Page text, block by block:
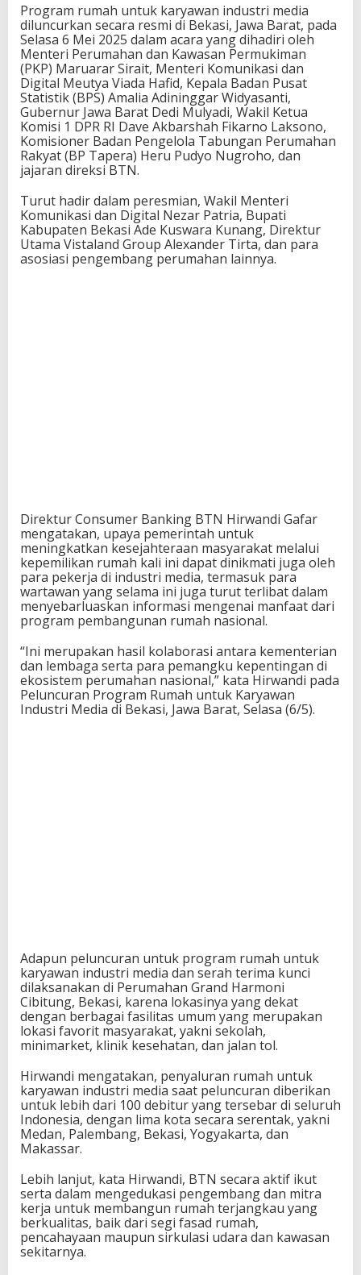
Program rumah untuk karyawan industri media
diluncurkan secara resmi di Bekasi, Jawa Barat, pada
Selasa 6 Mei 2025 dalam acara yang dihadiri oleh
Menteri Perumahan dan Kawasan Permukiman
(PKP) Maruarar Sirait, Menteri Komunikasi dan
Digital Meutya Viada Hafid, Kepala Badan Pusat
Statistik (BPS) Amalia Adininggar Widyasanti,
Gubernur Jawa Barat Dedi Mulyadi, Wakil Ketua
Komisi 1 DPR RI Dave Akbarshah Fikarno Laksono,
Komisioner Badan Pengelola Tabungan Perumahan
Rakyat (BP Tapera) Heru Pudyo Nugroho, dan
jajaran direksi BTN.
Turut hadir dalam peresmian, Wakil Menteri
Komunikasi dan Digital Nezar Patria, Bupati
Kabupaten Bekasi Ade Kuswara Kunang, Direktur
Utama Vistaland Group Alexander Tirta, dan para
asosiasi pengembang perumahan lainnya.
Direktur Consumer Banking BTN Hirwandi Gafar
mengatakan, upaya pemerintah untuk
meningkatkan kesejahteraan masyarakat melalui
kepemilikan rumah kali ini dapat dinikmati juga oleh
para pekerja di industri media, termasuk para
wartawan yang selama ini juga turut terlibat dalam
menyebarluaskan informasi mengenai manfaat dari
program pembangunan rumah nasional.
“Ini merupakan hasil kolaborasi antara kementerian
dan lembaga serta para pemangku kepentingan di
ekosistem perumahan nasional,” kata Hirwandi pada
Peluncuran Program Rumah untuk Karyawan
Industri Media di Bekasi, Jawa Barat, Selasa (6/5).
Adapun peluncuran untuk program rumah untuk
karyawan industri media dan serah terima kunci
dilaksanakan di Perumahan Grand Harmoni
Cibitung, Bekasi, karena lokasinya yang dekat
dengan berbagai fasilitas umum yang merupakan
lokasi favorit masyarakat, yakni sekolah,
minimarket, klinik kesehatan, dan jalan tol.
Hirwandi mengatakan, penyaluran rumah untuk
karyawan industri media saat peluncuran diberikan
untuk lebih dari 100 debitur yang tersebar di seluruh
Indonesia, dengan lima kota secara serentak, yakni
Medan, Palembang, Bekasi, Yogyakarta, dan
Makassar.
Lebih lanjut, kata Hirwandi, BTN secara aktif ikut
serta dalam mengedukasi pengembang dan mitra
kerja untuk membangun rumah terjangkau yang
berkualitas, baik dari segi fasad rumah,
pencahayaan maupun sirkulasi udara dan kawasan
sekitarnya.